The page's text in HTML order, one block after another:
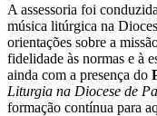
A assessoria foi
música litúrgica na
orientações sobre a
fidelidade às normas e à
ainda com a presença do
Liturgia na Diocese de
formação contínua para